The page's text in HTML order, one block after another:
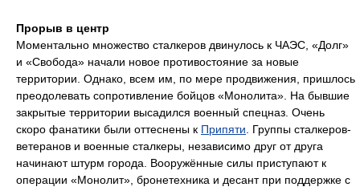
Прорыв в центр
Моментально множество сталкеров двинулось к ЧАЭС, «Долг»
и «Свобода» начали новое противостояние за новые
территории. Однако, всем им, по мере продвижения, пришлось
преодолевать сопротивление бойцов «Монолита». На бывшие
закрытые территории высадился военный спецназ. Очень
скоро фанатики были оттеснены к Припяти . Группы сталкеров-
ветеранов и военные сталкеры, независимо друг от друга
начинают штурм города. Вооружённые силы приступают к
операции «Монолит», бронетехника и десант при поддержке с